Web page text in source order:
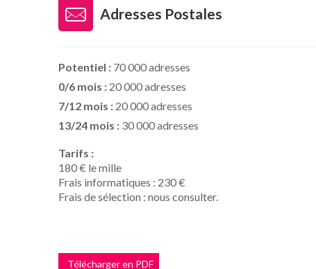
Adresses Postales
Potentiel : 70 000 adresses
0/6 mois : 20 000 adresses
7/12 mois : 20 000 adresses
13/24 mois : 30 000 adresses
Tarifs :
180 € le mille
Frais informatiques : 230 €
Frais de sélection : nous consulter.
Télécharger en PDF